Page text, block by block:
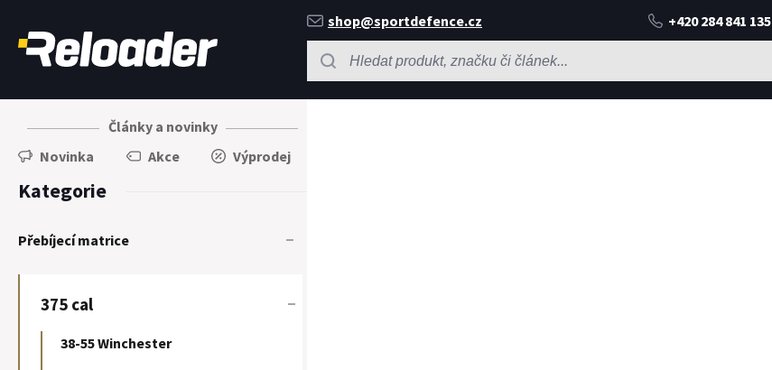
shop@sportdefence.cz +420 284 841 135
Články a novinky
Novinka
Akce Výprodej
Kategorie
Přebíjecí matrice
375 cal
38-55 Winchester